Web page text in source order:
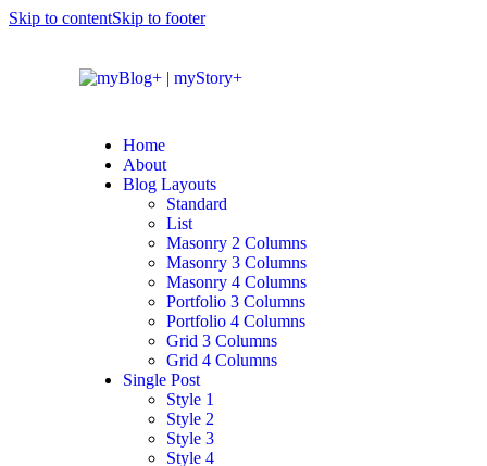
Skip to contentSkip to footer
Home
About
Blog Layouts
Standard
List
Masonry 2 Columns
Masonry 3 Columns
Masonry 4 Columns
Portfolio 3 Columns
Portfolio 4 Columns
Grid 3 Columns
Grid 4 Columns
Single Post
Style 1
Style 2
Style 3
Style 4